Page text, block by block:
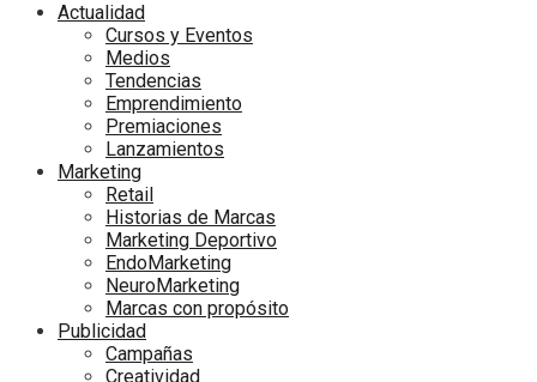
Actualidad
Cursos y Eventos
Medios
Tendencias
Emprendimiento
Premiaciones
Lanzamientos
Marketing
Retail
Historias de Marcas
Marketing Deportivo
EndoMarketing
NeuroMarketing
Marcas con propósito
Publicidad
Campañas
Creatividad